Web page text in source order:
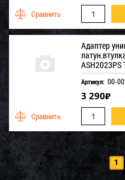
Адаптер
ASH2023PS
Артикул: 00-
3 290₽
1